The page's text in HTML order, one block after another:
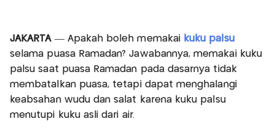
JAKARTA— Apakah boleh memakai kuku palsu
selama puasa Ramadan? Jawabannya, memakai kuku
palsu saat puasa Ramadan pada dasarnya tidak
membatalkan puasa, tetapi dapat menghalangi
keabsahan wudu dan salat karena kuku palsu
menutupi kuku asli dari air.